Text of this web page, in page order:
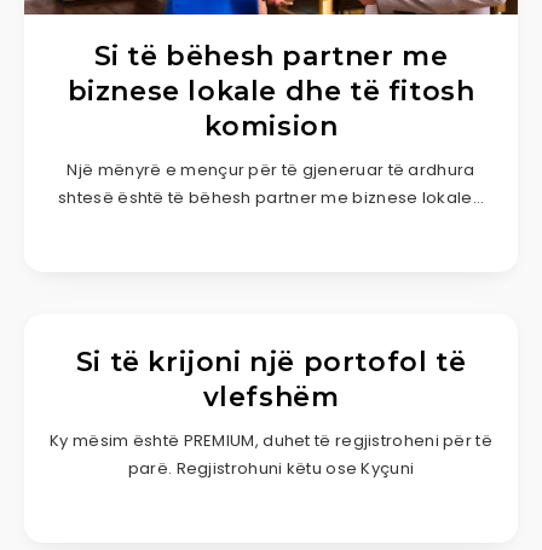
Si të bëhesh partner me
biznese lokale dhe të fitosh
komision
Një mënyrë e mençur për të gjeneruar të ardhura
shtesë është të bëhesh partner me biznese lokale…
Si të krijoni një portofol të
vlefshëm
Ky mësim është PREMIUM, duhet të regjistroheni për të
parë. Regjistrohuni këtu ose Kyçuni